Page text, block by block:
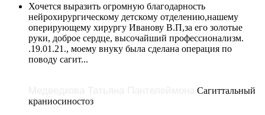
Хочется выразить огромную благодарность
нейрохирургическому детскому отделению,нашему
оперирующему хирургу Иванову В.П,за его золотые
руки, доброе сердце, высочайший профессионализм.
.19.01.21., моему внуку была сделана операция по
поводу сагит...
Сагиттальный
краниосиностоз